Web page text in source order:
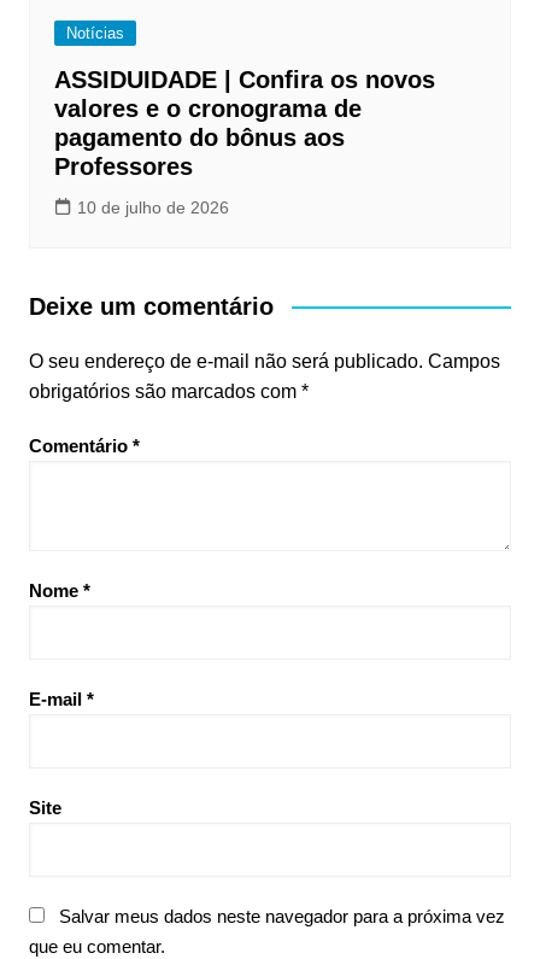
Notícias
ASSIDUIDADE | Confira os novos
valores e o cronograma de
pagamento do bônus aos
Professores
10 de julho de 2026
Deixe um comentário
O seu endereço de e-mail não será publicado. Campos
obrigatórios são marcados com *
Comentário *
Nome *
E-mail *
Site
Salvar meus dados neste navegador para a próxima vez
que eu comentar.